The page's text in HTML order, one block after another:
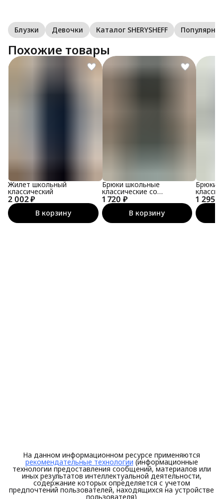
Блузки Девочки Каталог SHERYSHEFF
Похожие товары
2 002 ₽
Жилет школьный
классический
В корзину
1 720 ₽
Брюки школьные
классические со
стрелками
В корзину
1 295 ₽
Брюки
На данном информационном ресурсе применяются
рекомендательные технологии (информационные
технологии предоставления сообщений, материалов или
иных результатов интеллектуальной деятельности,
содержание которых определяется с учетом
предпочтений пользователей, находящихся на устройстве
пользователя)